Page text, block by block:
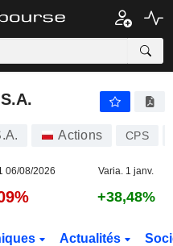
Actions CPS
06/08/2026 Varia. 1 janv.
+38,48%
Actualités